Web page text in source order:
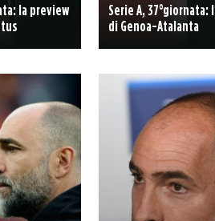
la preview
Serie A, 37°giornata:
di Genoa-Atalanta